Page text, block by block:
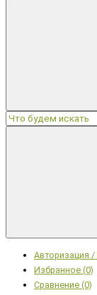
Авторизация /
Избранное (0)
Сравнение (0)